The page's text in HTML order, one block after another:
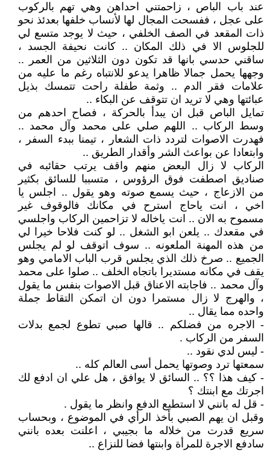
عند باب الباص ، زاحمتني احداهن وهي تهم بالركوب
على عجل ، ففسحت المجال لها لأنساب خلفها بعدئذ نحو
ذات المقعد في الصف الخلفي ، حيث لا يوجد متسع لي
للجلوس الا في ذلك المكان .. كانت نحيفة الجسد ،
ساقني حدسي بانها قد تكون دون الثلاثين من العمر ..
وجهها يحمل جمالا ظاهرا يدعو للانتباه رغم ما عليه من
علامات فقر الدم .. وثمة طفلة راحت تتمسك بذيل
عبائتها وهي لا تريد ان تتوقف عن البكاء ..
تمايل الباص قبل ان يبدأ بالحركة ، فصاح احدهم من
وسط الركاب .. اللهم صلي على محمد وآل محمد ..
فهدرت الاصوات لتردد ذات الشعار ، تيمنا ببدء السفر ،
وابتعادا عن بواعث الشر وأقدار الطريق ..
الركاب لا زال البعض منهم واقف يرتب حقائبه في
صناديق اصطفت فوق الرؤوس ، متسببا للسائق بكثير
من الازعاج ، حيث يسمع صوته وهو يقول .. اجلس يا
اخي ، انت ياحاج استرح في مكانك فالوقوف غير
مسموح به الان .. انت ياخاله لا تزاحمين الركاب واجلسي
في مقعدك .. يلعن ابو الشغل .. لو كنت فلاحا خيرا لي
من هذه المهنة الملعونه .. سوف اتوقف لو لم يجلس
الجميع .. صرخ ذلك الذي يجلس قرب الباب الامامي وهو
يقف في مكانه مستديرا باتجاه الخلف .. صلوا على محمد
وآل محمد .. فاجابته الاعناق قبل الاصوات بنفس ما يقول
، والهرج لا زال مستمرا دون ان اتمكن التقاط جملة
واحده مما يقال ..
- الاجره من فضلكم .. قالها صبي تطوع لجمع بدلات
السفر من الركاب .
- ليس لدي نقود ..
سمعتها ترد وصوتها يحمل أسى العالم كله ..
- كيف هذا ؟؟ .. السائق لا يوافق ، هل علي ان ادفع لك
اجرتك مع ابنتك ؟
- قل له بانني لا استطيع الدفع وانظر ما يقول .
وقبل ان يهم الصبي بأخذ الرأي في الموضوع ، وبحساب
سريع قدرت من خلاله ما بجيبي ، اعلنت بعده بانني
سادفع الاجرة للمرأة وابنتها فضا للنزاع ..